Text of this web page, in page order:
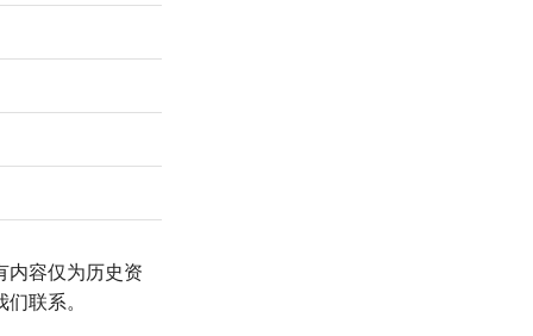
内容仅为历史资
联系。